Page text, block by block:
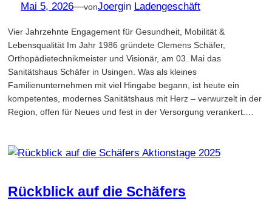
Mai 5, 2026—vonJoergin Ladengeschäft
Vier Jahrzehnte Engagement für Gesundheit, Mobilität &
Lebensqualität Im Jahr 1986 gründete Clemens Schäfer,
Orthopädietechnikmeister und Visionär, am 03. Mai das
Sanitätshaus Schäfer in Usingen. Was als kleines
Familienunternehmen mit viel Hingabe begann, ist heute ein
kompetentes, modernes Sanitätshaus mit Herz – verwurzelt in der
Region, offen für Neues und fest in der Versorgung verankert.…
Rückblick auf die Schäfers